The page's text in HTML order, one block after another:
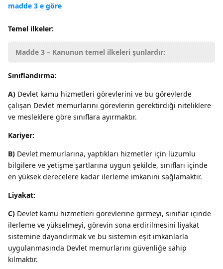
madde 3 e göre
Temel ilkeler:
Madde 3 – Kanunun temel ilkeleri şunlardır:
Sınıflandırma:
A) Devlet kamu hizmetleri görevlerini ve bu görevlerde
çalışan Devlet memurlarını görevlerin gerektirdiği niteliklere
ve mesleklere göre sınıflara ayırmaktır.
Kariyer:
B) Devlet memurlarına, yaptıkları hizmetler için lüzumlu
bilgilere ve yetişme şartlarına uygun şekilde, sınıfları içinde
en yüksek derecelere kadar ilerleme imkanını sağlamaktır.
Liyakat:
C) Devlet kamu hizmetleri görevlerine girmeyi, sınıflar içinde
ilerleme ve yükselmeyi, görevin sona erdirilmesini liyakat
sistemine dayandırmak ve bu sistemin eşit imkanlarla
uygulanmasında Devlet memurlarını güvenliğe sahip
kılmaktır.